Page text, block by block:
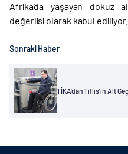
Afrika’da yaşayan dokuz
değerlisi olarak kabul ediliyor.
Sonraki Haber
TİKA'dan Tiflis'in Alt